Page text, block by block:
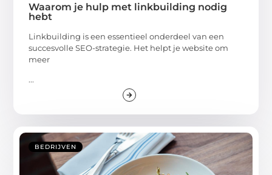
Waarom je hulp met linkbuilding nodig
hebt
Linkbuilding is een essentieel onderdeel van een
succesvolle SEO-strategie. Het helpt je website om
meer
...
BEDRIJVEN